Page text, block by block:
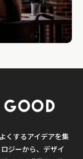
くするアイデアを集
ジーから、デザイ